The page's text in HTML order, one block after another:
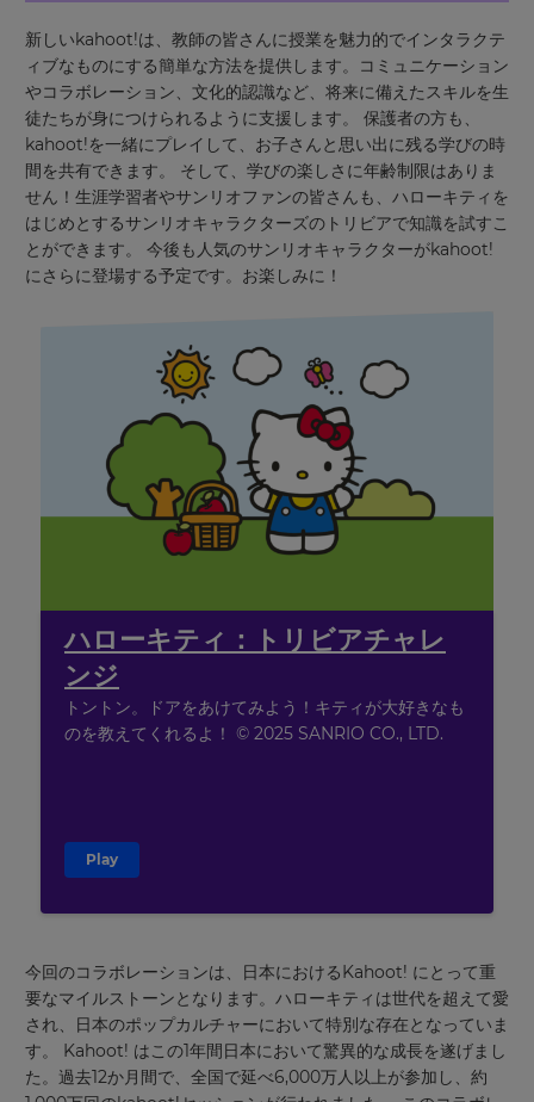
新しいkahoot!は、教師の皆さんに授業を魅力的でインタラクテ
ィブなものにする簡単な方法を提供します。コミュニケーション
やコラボレーション、文化的認識など、将来に備えたスキルを生
徒たちが身につけられるように支援します。 保護者の方も、
kahoot!を一緒にプレイして、お子さんと思い出に残る学びの時
間を共有できます。 そして、学びの楽しさに年齢制限はありま
せん！生涯学習者やサンリオファンの皆さんも、ハローキティを
はじめとするサンリオキャラクターズのトリビアで知識を試すこ
とができます。 今後も人気のサンリオキャラクターがkahoot!
にさらに登場する予定です。お楽しみに！
ハローキティ：トリビアチャレ
ンジ
トントン。ドアをあけてみよう！キティが大好きなも
のを教えてくれるよ！ © 2025 SANRIO CO., LTD.
Play
今回のコラボレーションは、日本におけるKahoot! にとって重
要なマイルストーンとなります。ハローキティは世代を超えて愛
され、日本のポップカルチャーにおいて特別な存在となっていま
す。 Kahoot! はこの1年間日本において驚異的な成長を遂げまし
た。過去12か月間で、全国で延べ6,000万人以上が参加し、約
Update
your
settings.
Update
your